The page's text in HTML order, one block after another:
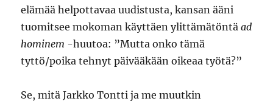
elämää helpottavaa uudistusta, kansan ääni
tuomitsee mokoman käyttäen ylittämätöntäad
hominem -huutoa: ”Mutta onko tämä
tyttö/poika tehnyt päivääkään oikeaa työtä?”
Se, mitä Jarkko Tontti ja me muutkin